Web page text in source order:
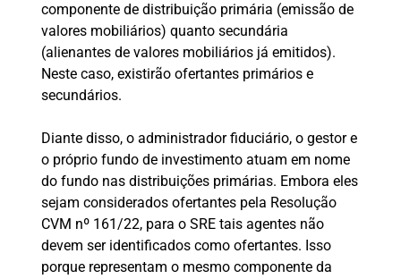
componente de distribuição primária (emissão de
valores mobiliários) quanto secundária
(alienantes de valores mobiliários já emitidos).
Neste caso, existirão ofertantes primários e
secundários.
Diante disso, o administrador fiduciário, o gestor e
o próprio fundo de investimento atuam em nome
do fundo nas distribuições primárias. Embora eles
sejam considerados ofertantes pela Resolução
CVM nº 161/22, para o SRE tais agentes não
devem ser identificados como ofertantes. Isso
porque representam o mesmo componente da